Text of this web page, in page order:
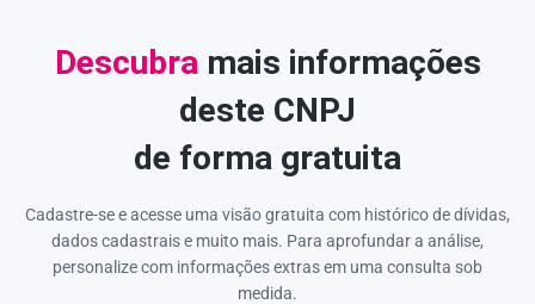
Descubramais informações
deste CNPJ
de forma gratuita
Cadastre-se e acesse uma visão gratuita com histórico de dívidas,
dados cadastrais e muito mais. Para aprofundar a análise,
personalize com informações extras em uma consulta sob
medida.